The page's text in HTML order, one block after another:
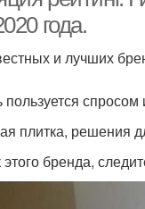
года.
и лучших
плитка, решения
бренда,